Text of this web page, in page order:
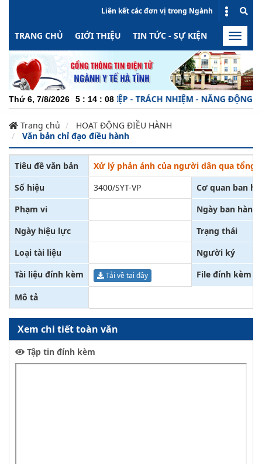
Liên kết các đơn vị trong Ngành
TRANG CHỦ GIỚI THIỆU TIN TỨC - SỰ KIỆN HOẠT
Toggle
Thứ 6, 7/8/2026 5 : 14 : 08
CHUYÊN NGHIỆP - TRÁCH NHIỆM - NĂNG ĐỘNG -
Trang chủ
HOẠT ĐỘNG ĐIỀU HÀNH
Văn bản chỉ đạo điều hành
Tiêu đề văn bản
Xử lý phản ánh của người dân qua tổng
Số hiệu
3400/SYT-VP
Cơ quan ban
Phạm vi
Ngày ban hành
Ngày hiệu lực
Trạng thái
Loại tài liệu
Người ký
Tài liệu đính kèm
Tải về tại đây File đính kèm
Mô tả
Xem chi tiết toàn văn
Tập tin đính kèm